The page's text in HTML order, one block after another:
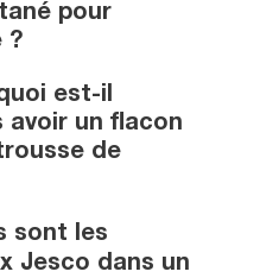
pour
?
est-il
un flacon
de
sont les
Jesco dans un